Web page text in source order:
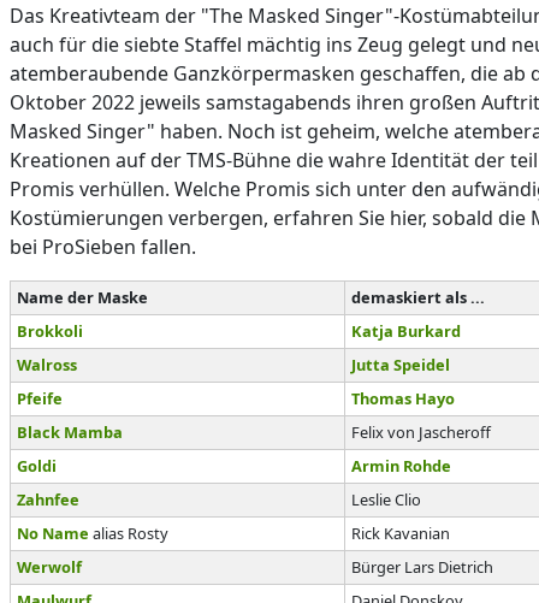
Das Kreativteam der "The Masked Singer"-
auch für die siebte Staffel mächtig ins Zeug gelegt und
atemberaubende Ganzkörpermasken geschaffen, die ab
Oktober 2022 jeweils samstagabends ihren großen
Masked Singer" haben. Noch ist geheim, welche
Kreationen auf der TMS-Bühne die wahre Identität der
Promis verhüllen. Welche Promis sich unter den
Kostümierungen verbergen, erfahren Sie hier, sobald die
bei ProSieben fallen.
Name der Maske
demaskiert als ...
Brokkoli
Katja Burkard
Walross
Jutta Speidel
Pfeife
Thomas Hayo
Black Mamba
Felix von Jascheroff
Goldi
Armin Rohde
Zahnfee
Leslie Clio
No Name alias Rosty
Rick Kavanian
Werwolf
Bürger Lars Dietrich